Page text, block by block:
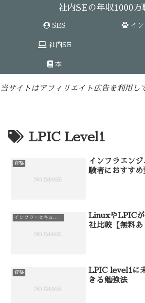
社内SEの年収1000万
SES イ
社内SE
本
当サイトはアフィリエイト広告を利用し
LPIC Level1
資格
インフラエン
験者におすすめ
インフラ・セキュリティ
LinuxやLPICが
社比較【無料あ
資格
LPIC level1に
きる勉強法